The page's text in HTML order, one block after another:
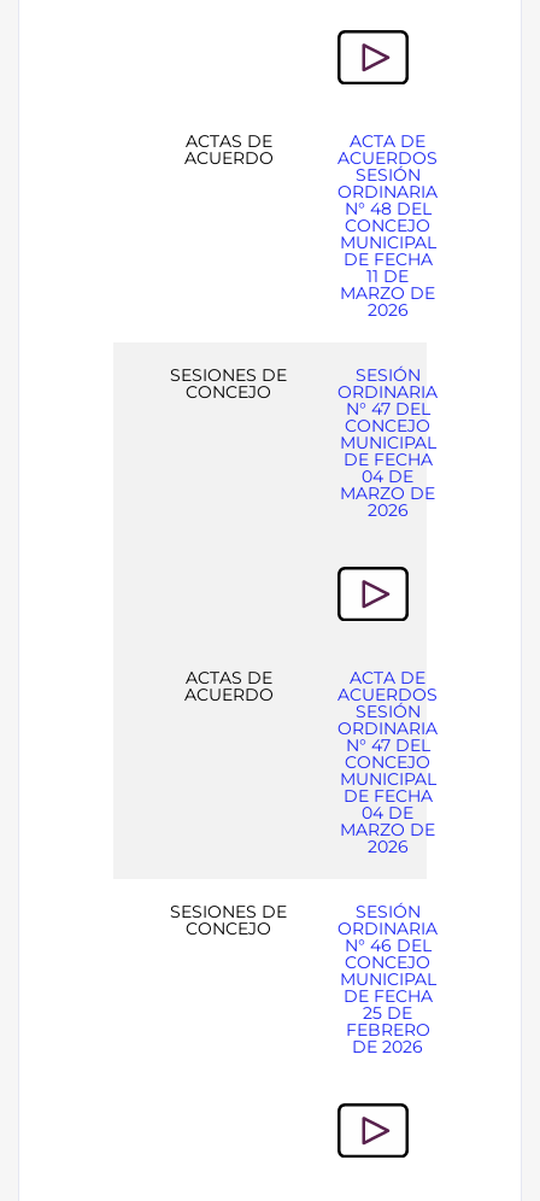
ACTAS DE
ACUERDO
ACTA DE
ACUERDOS
SESIÓN
ORDINARIA
N° 48 DEL
CONCEJO
MUNICIPAL
DE FECHA
11 DE
MARZO DE
2026
SESIONES DE
CONCEJO
SESIÓN
ORDINARIA
N° 47 DEL
CONCEJO
MUNICIPAL
DE FECHA
04 DE
MARZO DE
2026
ACTAS DE
ACUERDO
ACTA DE
ACUERDOS
SESIÓN
ORDINARIA
N° 47 DEL
CONCEJO
MUNICIPAL
DE FECHA
04 DE
MARZO DE
2026
SESIONES DE
CONCEJO
SESIÓN
ORDINARIA
N° 46 DEL
CONCEJO
MUNICIPAL
DE FECHA
25 DE
FEBRERO
DE 2026